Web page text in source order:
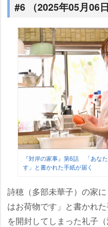
#6 （2025年05月06
『対岸の家事』第6話 「あな
す」と書かれた手紙が届く
詩穂（多部未華子）の家
はお荷物です」と書かれ
を開封してしまった礼子